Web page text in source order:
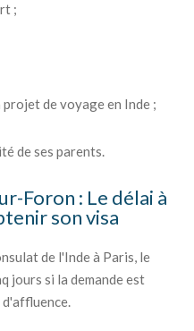
;
de voyage en Inde ;
de ses parents.
Foron : Le délai à
son visa
de l'Inde à Paris, le
jours si la demande est
d'affluence.